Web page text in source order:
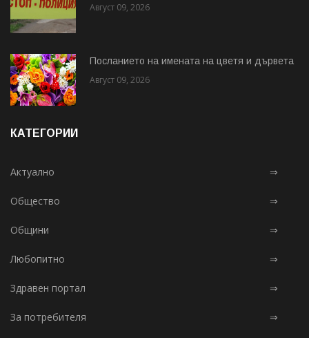
Август 09, 2026
Посланието на имената на цветя и дървета
Август 09, 2026
КАТЕГОРИИ
Актуално ⇒
Общество ⇒
Общини ⇒
Любопитно ⇒
Здравен портал ⇒
За потребителя ⇒